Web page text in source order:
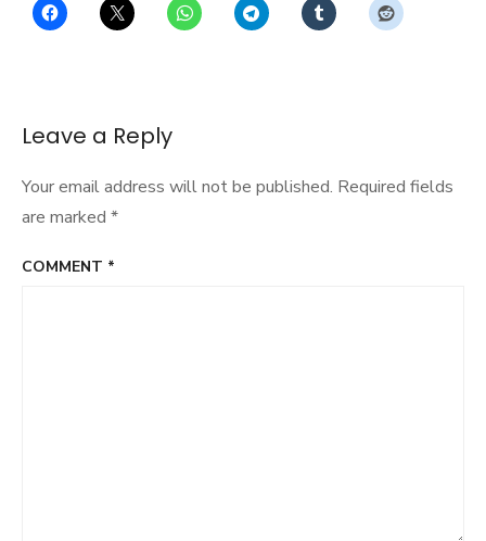
Leave a Reply
Your email address will not be published. Required fields
are marked *
COMMENT *